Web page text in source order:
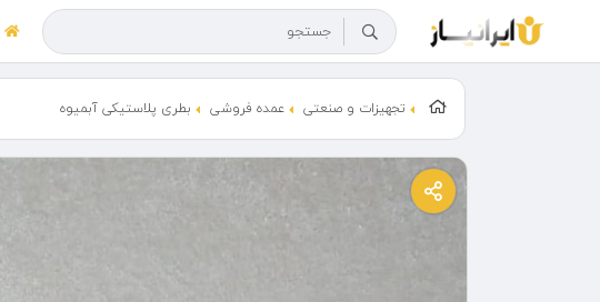
تجهیزات و صنعتی عمده فروشی بطری پلاستیکی آبمیوه